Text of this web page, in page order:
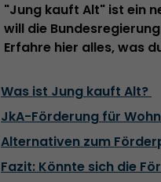
"Jung kauft Alt" ist ein
will die
Erfahre hier alles, was
Was ist Jung kauft Alt?
JkA-Förderung für
Alternativen zum
Fazit: Könnte sich die